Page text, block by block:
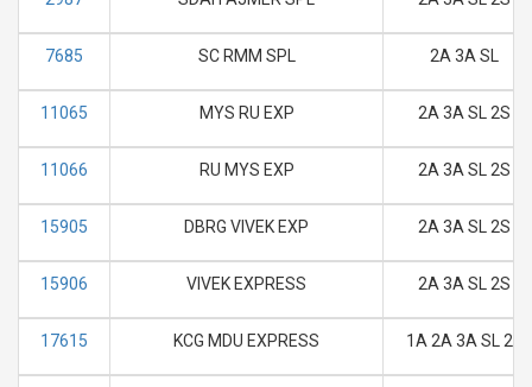
7685 SC RMM SPL 2A 3A SL
11065 MYS RU EXP 2A 3A SL 2S
11066 RU MYS EXP 2A 3A SL 2S
15905 DBRG VIVEK EXP 2A 3A SL 2S
15906 VIVEK EXPRESS 2A 3A SL 2S
17615 KCG MDU EXPRESS 1A 2A 3A SL 2S